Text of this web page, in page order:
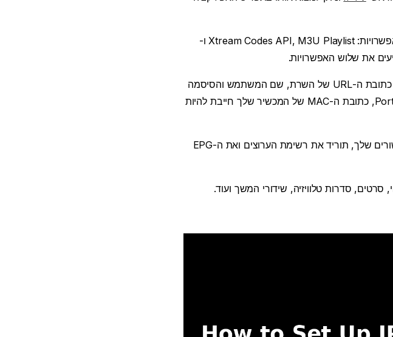
בחרו כיצד תרצו להתחבר - בדרך כלל תראו שלוש אפשרויות: Xtream Codes API, M3U Playlist ו-
הזן את הפרטים הנכונים. עבור קודי Xtream, הזן את כתובת ה-URL של השרת, שם המשתמש והסיסמה
שלך. עבור M3U, הדבק את כתובת ה-URL במדויק. עבור Portal, כתובת ה-MAC של המכשיר שלך חייבת להיות
לחץ על התחבר או אישור. המערכת תאמת את האישורים שלך, תוריד את רשימת הערוצים ואת ה-EPG
סרטים, סדרות טלוויזיה, שידורי המשך ועוד.